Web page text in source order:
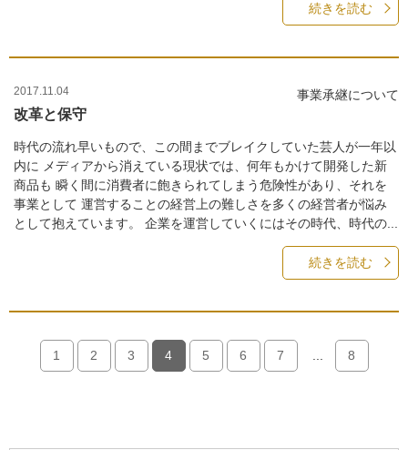
続きを読む
2017.11.04 事業承継について
改革と保守
時代の流れ早いもので、この間までブレイクしていた芸人が一年以
内に メディアから消えている現状では、何年もかけて開発した新
商品も 瞬く間に消費者に飽きられてしまう危険性があり、それを
事業として 運営することの経営上の難しさを多くの経営者が悩み
として抱えています。 企業を運営していくにはその時代、時代の...
続きを読む
1 2 3 4 5 6 7 8